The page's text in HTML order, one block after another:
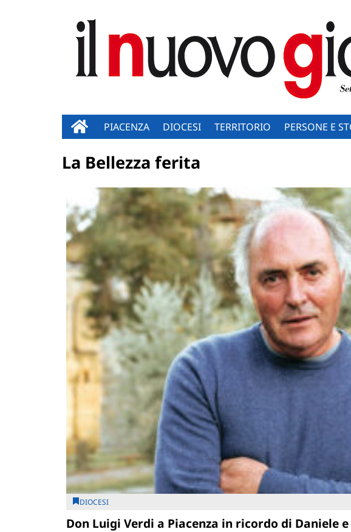
PIACENZA DIOCESI TERRITORIO PERSONE E
La Bellezza ferita
DIOCESI
Don Luigi Verdi a Piacenza in ricordo di Daniele e